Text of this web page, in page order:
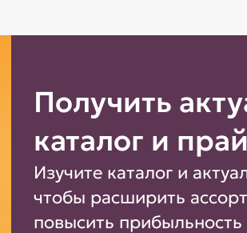
Получить
каталог и
Изучите каталог и
чтобы расширить
повысить